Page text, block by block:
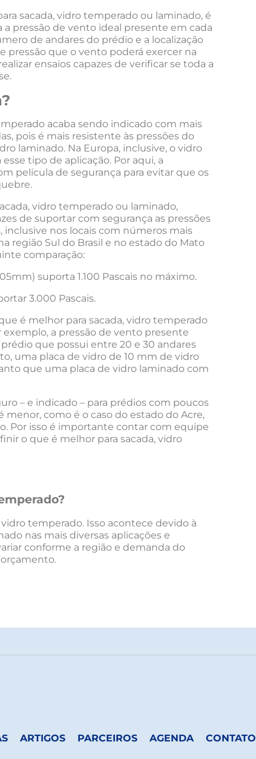
sacada, vidro temperado ou laminado, é
pressão de vento ideal presente em cada
de andares do prédio e a localização
pressão que o vento poderá exercer na
ensaios capazes de verificar se toda a
acaba sendo indicado com mais
pois é mais resistente às pressões do
laminado. Na Europa, inclusive, o vidro
tipo de aplicação. Por aqui, a
película de segurança para evitar que os
vidro temperado ou laminado,
de suportar com segurança as pressões
nos locais com números mais
região Sul do Brasil e no estado do Mato
comparação:
suporta 1.100 Pascais no máximo.
3.000 Pascais.
é melhor para sacada, vidro temperado
a pressão de vento presente
que possui entre 20 e 30 andares
uma placa de vidro de 10 mm de vidro
que uma placa de vidro laminado com
– e indicado – para prédios com poucos
menor, como é o caso do estado do Acre,
Por isso é importante contar com equipe
o que é melhor para sacada, vidro
temperado. Isso acontece devido à
nas mais diversas aplicações e
conforme a região e demanda do
ARTIGOS PARCEIROS AGENDA CONTATO